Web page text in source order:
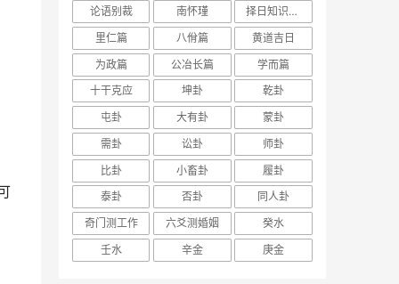
论语别裁 南怀瑾
择日知识大全
里仁篇
八佾篇
黄道吉日
为政篇
公冶长篇
学而篇
十干克应
坤卦
乾卦
屯卦
大有卦
蒙卦
需卦
讼卦
师卦
比卦
小畜卦
履卦
泰卦
否卦
同人卦
奇门测工作
六爻测婚姻
癸水
壬水
辛金 庚金